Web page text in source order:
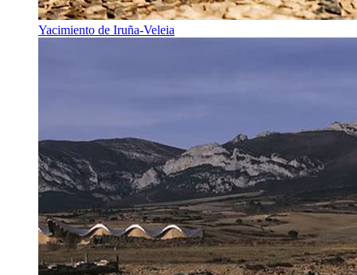
Yacimiento de Iruña-Veleia